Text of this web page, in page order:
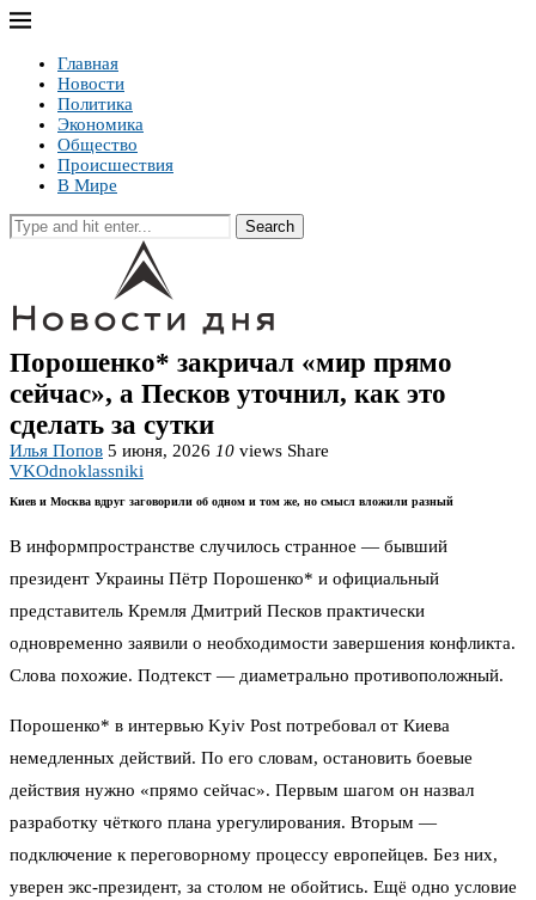
Главная
Новости
Политика
Экономика
Общество
Происшествия
В Мире
Search
Порошенко* закричал «мир прямо
сейчас», а Песков уточнил, как это
сделать за сутки
Илья Попов 5 июня, 2026 10 views Share
VKOdnoklassniki
Киев и Москва вдруг заговорили об одном и том же, но смысл вложили разный
В информпространстве случилось странное — бывший
президент Украины Пётр Порошенко* и официальный
представитель Кремля Дмитрий Песков практически
одновременно заявили о необходимости завершения конфликта.
Слова похожие. Подтекст — диаметрально противоположный.
Порошенко* в интервью Kyiv Post потребовал от Киева
немедленных действий. По его словам, остановить боевые
действия нужно «прямо сейчас». Первым шагом он назвал
разработку чёткого плана урегулирования. Вторым —
подключение к переговорному процессу европейцев. Без них,
уверен экс-президент, за столом не обойтись. Ещё одно условие